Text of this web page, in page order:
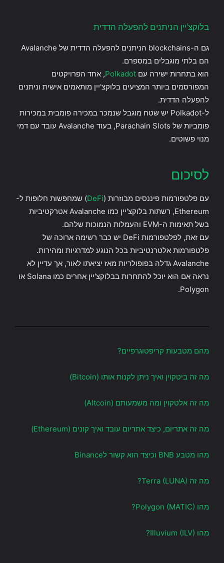
בלוקצ'יין הניתנים להפעלה הדדית
גם ה-blockchains הניתנים להפעלה הדדית של Avalanche
הם בלתי מוגבלים במספרם.
הוא בתחרות ישירה עם Polkadot, אחד הפרויקטים
המפורסמים ביותר המציעים בלוקצ'יין מותאמים אישית וניתנים
להפעלה הדדית.
ל-Polkadot יש שטח מוגבל שנמכר במכירה פומבית במכירות
פומביות של Parachain Slots, בעוד Avalanche עובד עם דמי
מנוי פשוטים.
לסיכום
עם פלטפורמות פיננסים מבוזרות (DeFi) שמחפשות חלופות ל-
Ethereum, רשתות בלוקצ'יין כמו Avalanche אטרקטיביות
בשל תאימות ה-EVM והעמלות הנמוכות שלהם.
עם זאת, לפלטפורמות DeFi יש כבר רשימה ארוכה של
פלטפורמות אלטרנטיביות בכל הנוגע למדרגיות ומהירות.
Avalanche גדלה בפופולריות מאז יציאתו לאור, אך עדיין לא
נראה אם ​​הוא יוכל להתחרות בבלוקצ'יין אחרים כמו Solana או
Polygon.
מהם מטבעות קריפטוגרפיים?
מה זה ביטקוין ואיך ניתן לקנות אותו (Bitcoin)
מה זה אלטקוין ומה משמעותם (Altcoin)
מה זה אתריום, כיצד אתריום עובד ואיך קונים (Ethereum)
מהו מטבע BNB וכיצד הוא קשור לBinance
מה זה Terra (LUNA)?
מהו Polygon (MATIC)?
מהו Illuvium (ILV)?